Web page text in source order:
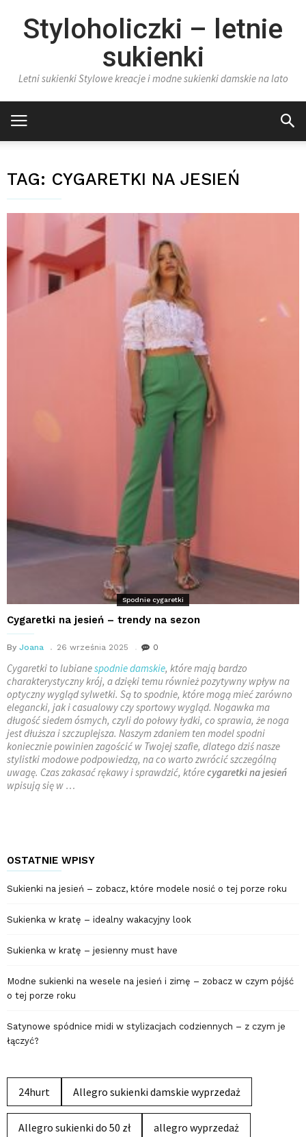
Styloholiczki – letnie
sukienki
Letni sukienki Stylowe kreacje i modne sukienki damskie na lato
TAG: CYGARETKI NA JESIEŃ
Spodnie cygaretki
Cygaretki na jesień – trendy na sezon
By Joana 26 września 2025 0
Cygaretki to lubianespodnie damskie, które mają bardzo
charakterystyczny krój, a dzięki temu również pozytywny wpływ na
optyczny wygląd sylwetki. Są to spodnie, które mogą mieć zarówno
elegancki, jak i casualowy czy sportowy wygląd. Nogawka ma
długość siedem ósmych, czyli do połowy łydki, co sprawia, że noga
jest dłuższa i szczuplejsza. Naszym zdaniem ten model spodni
koniecznie powinien zagościć w Twojej szafie, dlatego dziś nasze
stylistki modowe podpowiedzą, na co warto zwrócić szczególną
uwagę. Czas zakasać rękawy i sprawdzić, którecygaretki na jesień
wpisują się w …
OSTATNIE WPISY
Sukienki na jesień – zobacz, które modele nosić o tej porze roku
Sukienka w kratę – idealny wakacyjny look
Sukienka w kratę – jesienny must have
Modne sukienki na wesele na jesień i zimę – zobacz w czym pójść
o tej porze roku
Satynowe spódnice midi w stylizacjach codziennych – z czym je
łączyć?
24hurt Allegro sukienki damskie wyprzedaż
Allegro sukienki do 50 zł allegro wyprzedaż